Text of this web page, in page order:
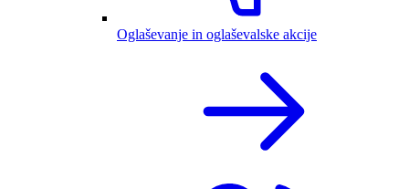
Oglaševanje in oglaševalske akcije